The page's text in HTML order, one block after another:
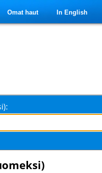
Omat haut In English